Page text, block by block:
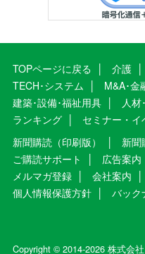
TOPページに戻る 介護
TECH･システム
M&A･金
建築･設備･福祉用具
人材
ランキング
セミナー・イ
新聞購読（印刷版）
新聞
ご購読サポート
広告案内
メルマガ登録
会社案内
個人情報保護方針
バック
Copyright © 2014-2026 株式会